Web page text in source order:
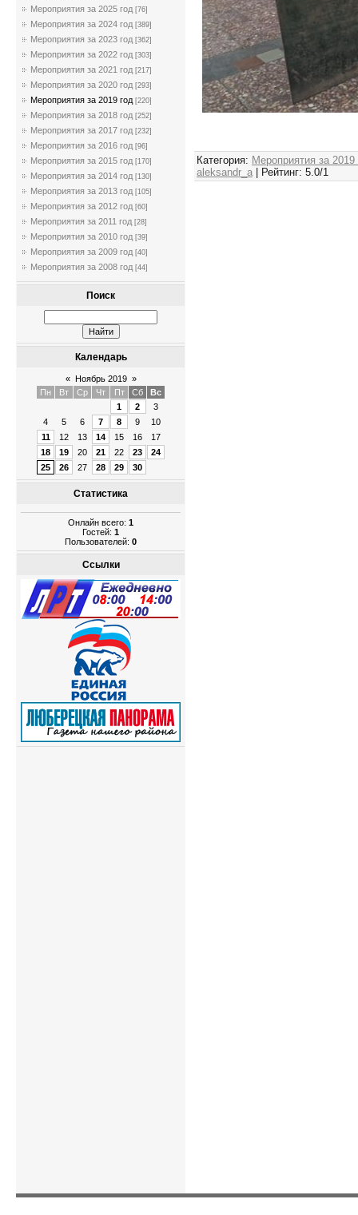
Мероприятия за 2025 год [76]
Мероприятия за 2024 год [389]
Мероприятия за 2023 год [362]
Мероприятия за 2022 год [303]
Мероприятия за 2021 год [217]
Мероприятия за 2020 год [293]
Мероприятия за 2019 год [220]
Мероприятия за 2018 год [252]
Мероприятия за 2017 год [232]
Мероприятия за 2016 год [96]
Мероприятия за 2015 год [170]
Мероприятия за 2014 год [130]
Мероприятия за 2013 год [105]
Мероприятия за 2012 год [60]
Мероприятия за 2011 год [28]
Мероприятия за 2010 год [39]
Мероприятия за 2009 год [40]
Мероприятия за 2008 год [44]
Поиск
Календарь
« Ноябрь 2019 »
Пн
Вт Ср Чт Пт Сб
Вс
1
2
3
4
5 6 7 8 9
10
11
12 13 14 15 16
17
18
19 20 21 22 23
24
25
26 27 28 29 30
Статистика
Онлайн всего: 1
Гостей: 1
Пользователей: 0
Ссылки
Категория: Мероприятия за 2019
aleksandr_a | Рейтинг: 5.0/1